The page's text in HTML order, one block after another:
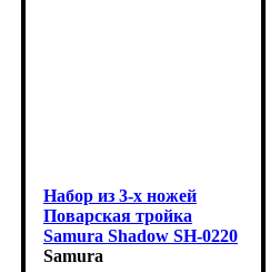
Набор из 3-х ножей
Поварская тройка
Samura Shadow SH-0220
Samura